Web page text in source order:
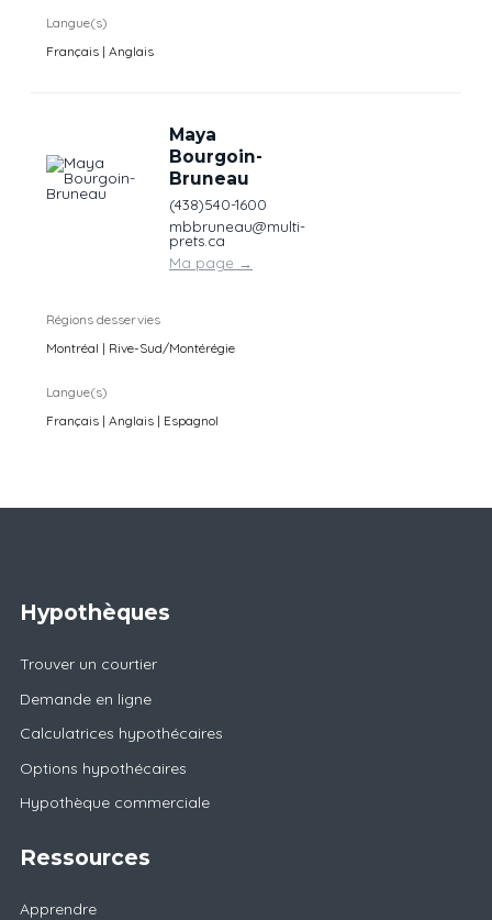
Langue(s)
Français | Anglais
Maya
Bourgoin-
Bruneau
(438)540-1600
mbbruneau@multi-
prets.ca
Ma page →
Régions desservies
Montréal | Rive-Sud/Montérégie
Langue(s)
Français | Anglais | Espagnol
Hypothèques
Trouver un courtier
Demande en ligne
Calculatrices hypothécaires
Options hypothécaires
Hypothèque commerciale
Ressources
Apprendre